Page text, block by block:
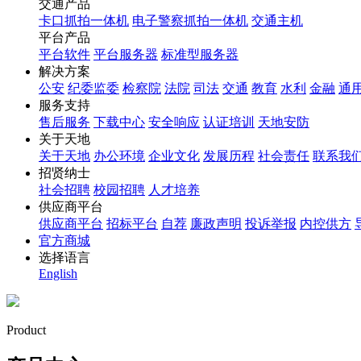
交通产品
卡口抓拍一体机 电子警察抓拍一体机 交通主机
平台产品
平台软件 平台服务器 标准型服务器
解决方案
公安 纪委监委 检察院 法院 司法 交通 教育 水利 金融 通用
服务支持
售后服务 下载中心 安全响应 认证培训 天地安防
关于天地
关于天地 办公环境 企业文化 发展历程 社会责任 联系我
招贤纳士
社会招聘 校园招聘 人才培养
供应商平台
供应商平台 招标平台 自荐 廉政声明 投诉举报 内控供方
官方商城
选择语言
English
Product